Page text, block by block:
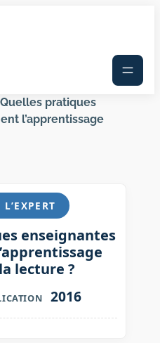
Quelles pratiques
l’apprentissage
enseignantes
lecture ?
2016